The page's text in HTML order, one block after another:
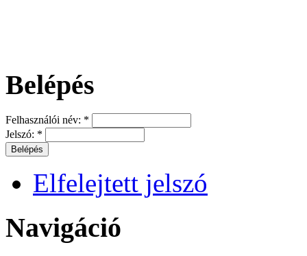
Belépés
Felhasználói név: *
Jelszó: *
Elfelejtett jelszó
Navigáció